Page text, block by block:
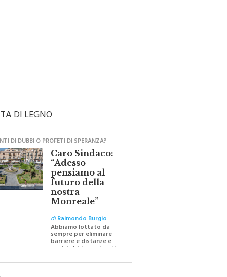
DI LEGNO
DI DUBBI O PROFETI DI SPERANZA?
Caro Sindaco:
“Adesso
pensiamo al
futuro della
nostra
Monreale”
diRaimondo Burgio
Abbiamo lottato da
sempre per eliminare
barriere e distanze e
per ricostruire certezze